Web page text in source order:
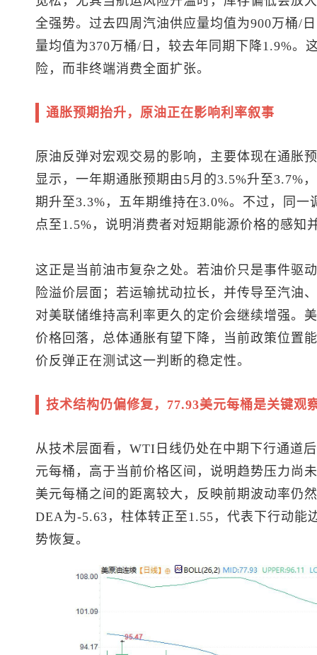
全强势。过去四周汽油供应量均值为900万桶/
量均值为370万桶/日，较去年同期下降1.9%。
险，而非终端消费全面扩张。
通胀预期抬升，原油正在影响利率叙事
原油反弹对宏观交易的影响，主要体现在通胀
显示，一年期通胀预期由5月的3.5%升至3.7%
期升至3.3%，五年期维持在3.0%。不过，同
点至1.5%，说明消费者对短期能源价格的感知
这正是当前油市复杂之处。若油价只是事件驱
险溢价层面；若运输扰动拉长，并传导至汽油
对美联储维持高利率更久的定价会继续增强。
价格回落，总体通胀有望下降，当前政策位置
价反弹正在测试这一判断的稳定性。
技术结构仍偏修复，77.93美元每桶是关键观
从技术层面看，WTI日线仍处在中期下行通道
元每桶，高于当前价格区间，说明趋势压力尚
美元每桶之间的距离较大，反映前期波动率仍
DEA为-5.63，柱体转正至1.55，代表下行动能
势恢复。